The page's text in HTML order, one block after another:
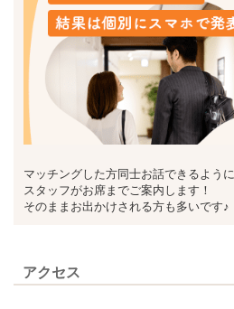
マッチングした方同士お話できるように
スタッフがお席までご案内します！
そのままお出かけされる方も多いです♪
アクセス